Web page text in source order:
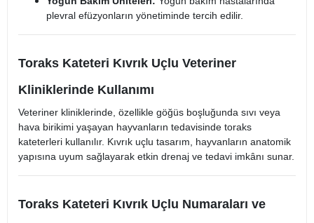
plevral efüzyonların yönetiminde tercih edilir.​
Toraks Kateteri Kıvrık Uçlu Veteriner
Kliniklerinde Kullanımı
Veteriner kliniklerinde, özellikle göğüs boşluğunda sıvı veya
hava birikimi yaşayan hayvanların tedavisinde toraks
kateterleri kullanılır. Kıvrık uçlu tasarım, hayvanların anatomik
yapısına uyum sağlayarak etkin drenaj ve tedavi imkânı sunar.​
Toraks Kateteri Kıvrık Uçlu Numaraları ve